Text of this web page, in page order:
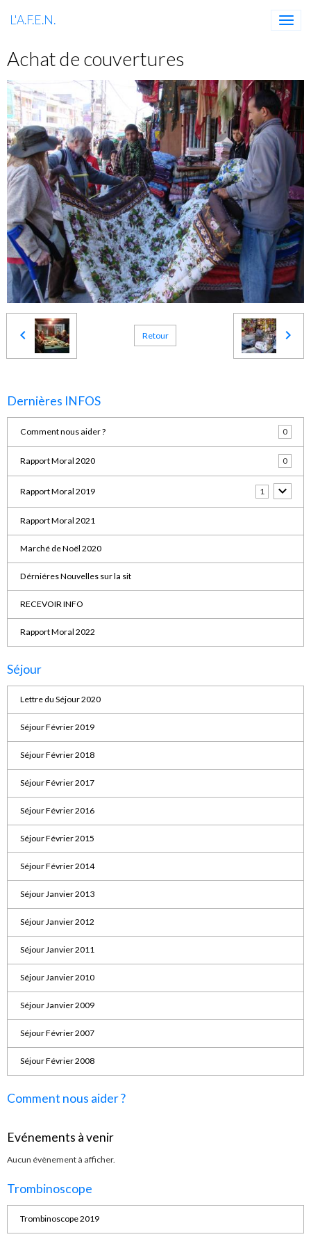
L'A.F.E.N.
Achat de couvertures
Retour
Dernières INFOS
Comment nous aider ? 0
Rapport Moral 2020 0
Rapport Moral 2019 1
Rapport Moral 2021
Marché de Noël 2020
Dérniéres Nouvelles sur la sit
RECEVOIR INFO
Rapport Moral 2022
Séjour
Lettre du Séjour 2020
Séjour Février 2019
Séjour Février 2018
Séjour Février 2017
Séjour Février 2016
Séjour Février 2015
Séjour Février 2014
Séjour Janvier 2013
Séjour Janvier 2012
Séjour Janvier 2011
Séjour Janvier 2010
Séjour Janvier 2009
Séjour Février 2007
Séjour Février 2008
Comment nous aider ?
Evénements à venir
Aucun évènement à afficher.
Trombinoscope
Trombinoscope 2019